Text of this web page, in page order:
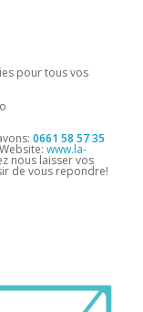
pour tous vos
0661 58 57 35
Website: www.la-
nous laisser vos
de vous repondre!